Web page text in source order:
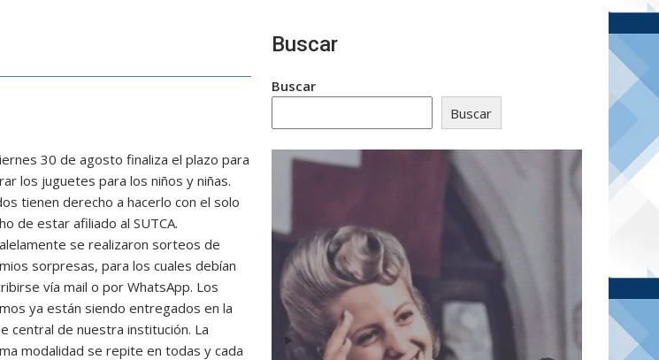
30 de agosto finaliza el plazo para
los juguetes para los niños y niñas.
tienen derecho a hacerlo con el solo
de estar afiliado al SUTCA.
se realizaron sorteos de
sorpresas, para los cuales debían
vía mail o por WhatsApp. Los
ya están siendo entregados en la
central de nuestra institución. La
modalidad se repite en todas y cada
Buscar
Buscar
Buscar